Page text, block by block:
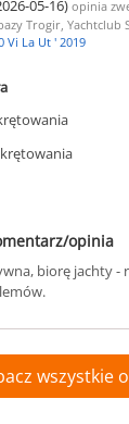
05-16) opinia
Trogir, Yachtclub
Vi La Ut ' 2019
opinia
biorę jachty -
wszystkie